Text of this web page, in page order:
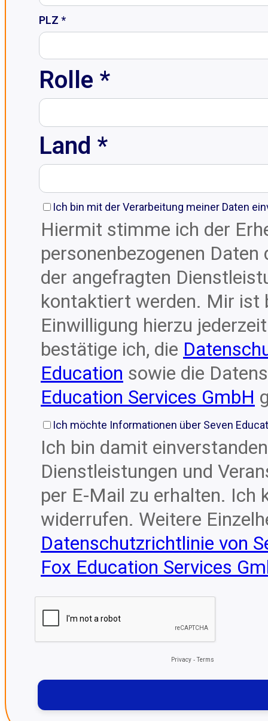
PLZ *
Rolle *
Land *
Ich bin mit der Verarbeitung meiner Daten
Hiermit stimme ich der
personenbezogenen
der angefragten
kontaktiert werden. Mir ist
Einwilligung hierzu
bestätige ich, die
Education sowie die
Education Services GmbH
Ich möchte Informationen über Seven
Ich bin damit
Dienstleistungen und
per E-Mail zu erhalten. Ich
widerrufen. Weitere
Datenschutzrichtlinie von
Fox Education Services
Privacy -Terms